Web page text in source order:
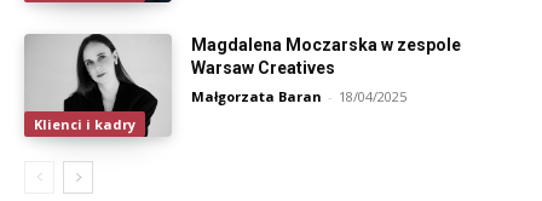
Klienci i kadry
Magdalena Moczarska w zespole
Warsaw Creatives
Małgorzata Baran - 18/04/2025